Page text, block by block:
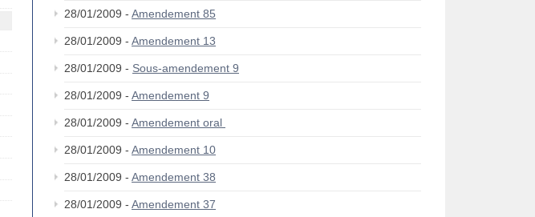
28/01/2009 - Amendement 85
28/01/2009 - Amendement 13
28/01/2009 - Sous-amendement 9
28/01/2009 - Amendement 9
28/01/2009 - Amendement oral
28/01/2009 - Amendement 10
28/01/2009 - Amendement 38
28/01/2009 - Amendement 37